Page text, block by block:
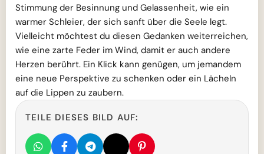
Stimmung der Besinnung und Gelassenheit, wie ein
warmer Schleier, der sich sanft über die Seele legt.
Vielleicht möchtest du diesen Gedanken weiterreichen,
wie eine zarte Feder im Wind, damit er auch andere
Herzen berührt. Ein Klick kann genügen, um jemandem
eine neue Perspektive zu schenken oder ein Lächeln
auf die Lippen zu zaubern.
TEILE DIESES BILD AUF: